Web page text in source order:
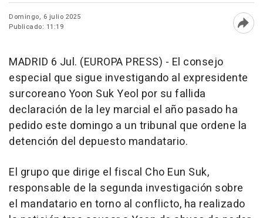
Domingo, 6 julio 2025
Publicado: 11:19
MADRID 6 Jul. (EUROPA PRESS) - El consejo
especial que sigue investigando al expresidente
surcoreano Yoon Suk Yeol por su fallida
declaración de la ley marcial el año pasado ha
pedido este domingo a un tribunal que ordene la
detención del depuesto mandatario.
El grupo que dirige el fiscal Cho Eun Suk,
responsable de la segunda investigación sobre
el mandatario en torno al conflicto, ha realizado